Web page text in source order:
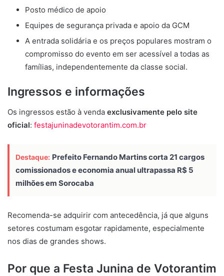
Posto médico de apoio
Equipes de segurança privada e apoio da GCM
A entrada solidária e os preços populares mostram o
compromisso do evento em ser acessível a todas as
famílias, independentemente da classe social.
Ingressos e informações
Os ingressos estão à venda exclusivamente pelo site
oficial: festajuninadevotorantim.com.br
Destaque: Prefeito Fernando Martins corta 21 cargos
comissionados e economia anual ultrapassa R$ 5
milhões em Sorocaba
Recomenda-se adquirir com antecedência, já que alguns
setores costumam esgotar rapidamente, especialmente
nos dias de grandes shows.
Por que a Festa Junina de Votorantim